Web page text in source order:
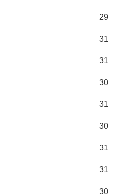
29
31
31
30
31
30
31
31
30